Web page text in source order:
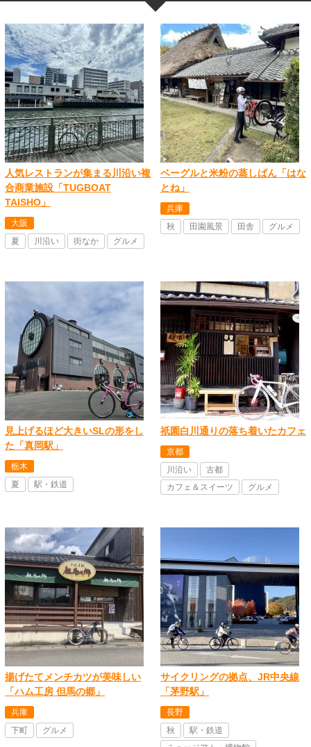
人気レストランが集まる川沿い複
合商業施設「TUGBOAT
TAISHO」
大阪
夏
川沿い 街なか グルメ
ベーグルと米粉の蒸しぱん「はな
とね」
兵庫
秋
田園風景 田舎 グルメ
見上げるほど大きいSLの形をし
た「真岡駅」
栃木
夏
駅・鉄道
祇園白川通りの落ち着いたカフェ
京都
川沿い
古都
カフェ＆スイーツ
グルメ
揚げたてメンチカツが美味しい
「ハム工房 但馬の郷」
兵庫
下町
グルメ
サイクリングの拠点、JR中央線
「茅野駅」
長野
秋
駅・鉄道